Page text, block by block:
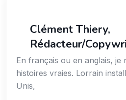
Clément Thiery,
Rédacteur/
En français ou en anglais, je
histoires vraies. Lorrain
Unis,